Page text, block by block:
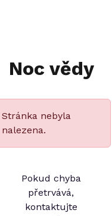
Noc vědy
Stránka nebyla
nalezena.
Pokud chyba
přetrvává,
kontaktujte